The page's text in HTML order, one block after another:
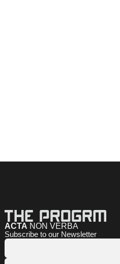
ACTA NON VERBA
Subscribe to our Newsletter